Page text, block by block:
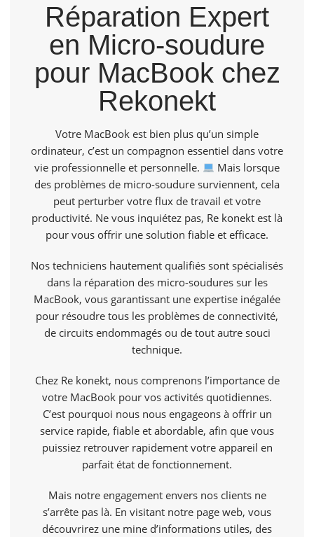
Réparation Expert
en Micro-soudure
pour MacBook chez
Rekonekt
Votre MacBook est bien plus qu’un simple
ordinateur, c’est un compagnon essentiel dans votre
vie professionnelle et personnelle.
Mais lorsque
des problèmes de micro-soudure surviennent, cela
peut perturber votre flux de travail et votre
productivité. Ne vous inquiétez pas, Re konekt est là
pour vous offrir une solution fiable et efficace.
Nos techniciens hautement qualifiés sont spécialisés
dans la réparation des micro-soudures sur les
MacBook, vous garantissant une expertise inégalée
pour résoudre tous les problèmes de connectivité,
de circuits endommagés ou de tout autre souci
technique.
Chez Re konekt, nous comprenons l’importance de
votre MacBook pour vos activités quotidiennes.
C’est pourquoi nous nous engageons à offrir un
service rapide, fiable et abordable, afin que vous
puissiez retrouver rapidement votre appareil en
parfait état de fonctionnement.
Mais notre engagement envers nos clients ne
s’arrête pas là. En visitant notre page web, vous
découvrirez une mine d’informations utiles, des